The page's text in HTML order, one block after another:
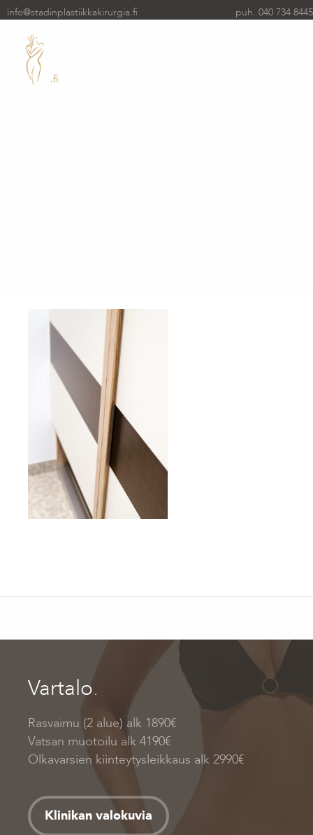
info@stadinplastiikkakirurgia.fi puh. 040 734 8445
Vartalo.
Rasvaimu (2 alue) alk 1890€
Vatsan muotoilu alk 4190€
Olkavarsien kiinteytysleikkaus alk 2990€
Klinikan valokuvia